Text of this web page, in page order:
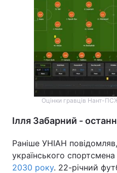
Оцінки гравців Нант-
Ілля Забарний -
Раніше УНІАН
українського
2030 року. 22-річний